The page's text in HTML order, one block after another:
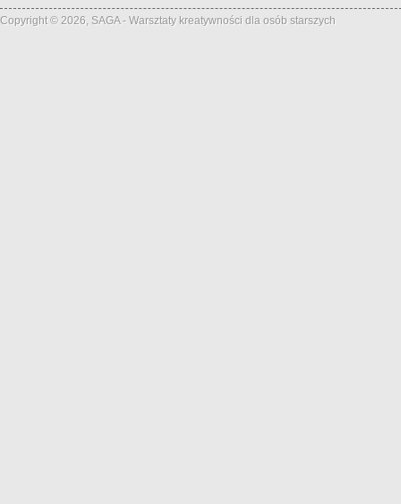
Copyright © 2026, SAGA - Warsztaty kreatywności dla osób starszych